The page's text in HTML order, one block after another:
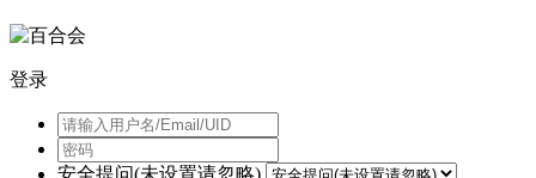
登录
安全提问(未设置请忽略)